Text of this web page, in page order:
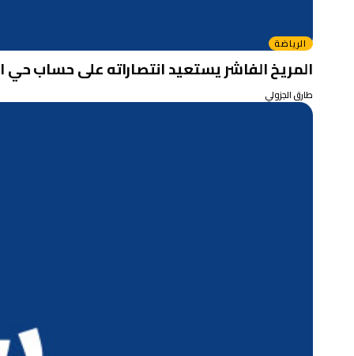
الرياضة
المريخ الفاشر يستعيد انتصاراته على حساب حي
طارق الجزولي